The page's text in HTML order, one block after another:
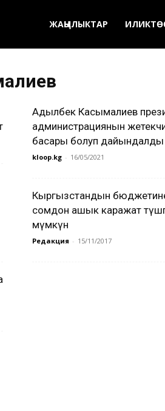
ЖАҢЫЛЫКТАР
Адылбек Касымалиев
администрациянын
басары болуп дайындалды
kloop.kg - 16/05/2021
Кыргызстандын
сомдон ашык каражат
мүмкүн
Редакция - 15/11/2017